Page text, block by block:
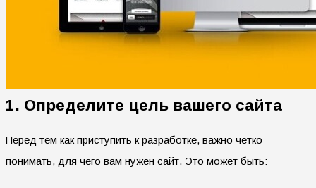
1. Определите цель вашего сайта
Перед тем как приступить к разработке, важно четко
понимать, для чего вам нужен сайт. Это может быть: